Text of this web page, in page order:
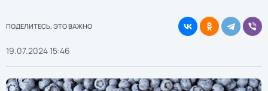
ПОДЕЛИТЕСЬ, ЭТО ВАЖНО
19.07.2024 15:46